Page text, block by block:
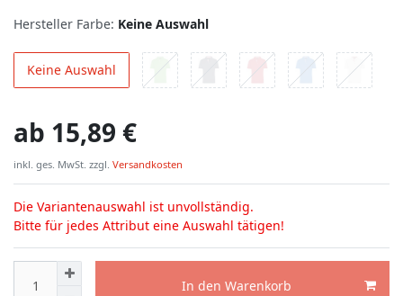
Hersteller Farbe: Keine Auswahl
Keine Auswahl
ab 15,89 €
inkl. ges. MwSt. zzgl. Versandkosten
Die Variantenauswahl ist unvollständig.
Bitte für jedes Attribut eine Auswahl tätigen!
In den Warenkorb